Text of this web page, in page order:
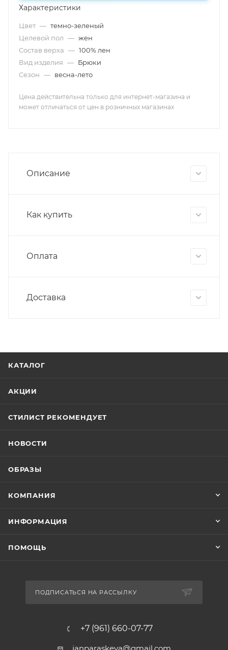
Характеристики
Цвет — темно-зеленый
Целевой пол — жен
Состав верха — 100% лен
Вид изделия — Брюки
Сезон — весна-лето
Цена действительна только для интернет-магазина и
может отличаться от цен в розничных магазинах
Описание
Как купить
Оплата
Доставка
КАТАЛОГ
АКЦИИ
СТИЛИСТ РЕКОМЕНДУЕТ
НОВОСТИ
ОБРАЗЫ
КОМПАНИЯ
ИНФОРМАЦИЯ
ПОМОЩЬ
ПОДПИСАТЬСЯ НА РАССЫЛКУ
+7 (961) 660-07-77